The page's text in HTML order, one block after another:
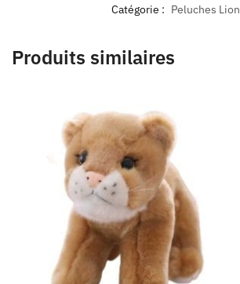
Catégorie : Peluches Lion
Produits similaires